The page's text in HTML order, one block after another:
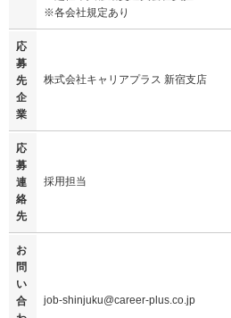
※各会社規定あり
応
募
先
企
業
株式会社キャリアプラス 新宿支店
応
募
連
絡
先
採用担当
お
問
い
合
job-shinjuku@career-plus.co.jp